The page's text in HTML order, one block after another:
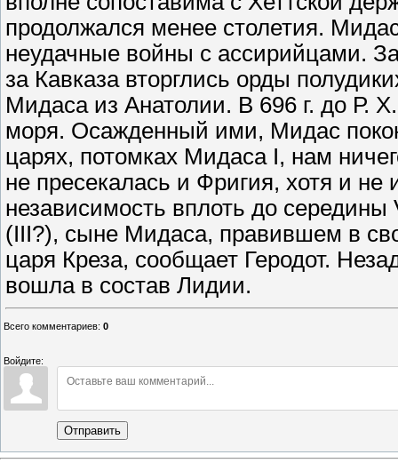
продолжался менее столетия.
неудачные войны с ассирийцами.
за Кавказа вторглись орды
Мидаса из Анатолии. В 696 г. до Р.
моря. Осажденный ими, Мидас
царях, потомках Мидаса I, нам
не пресекалась и Фригия, хотя и
независимость вплоть до
(III?), сыне Мидаса, правившем в
царя Креза, сообщает Геродот.
вошла в состав Лидии.
Всего комментариев: 0
Войдите:
Отправить